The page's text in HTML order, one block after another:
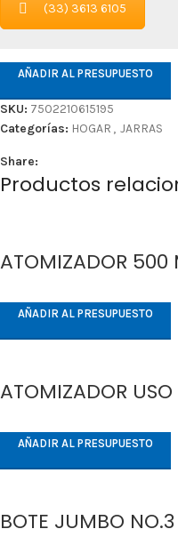
(33) 3613 6105
AÑADIR AL PRESUPUESTO
SKU: 7502210615195
Categorías: HOGAR , JARRAS
Share:
Productos
ATOMIZADOR 500
AÑADIR AL PRESUPUESTO
ATOMIZADOR
AÑADIR AL PRESUPUESTO
BOTE JUMBO NO.3